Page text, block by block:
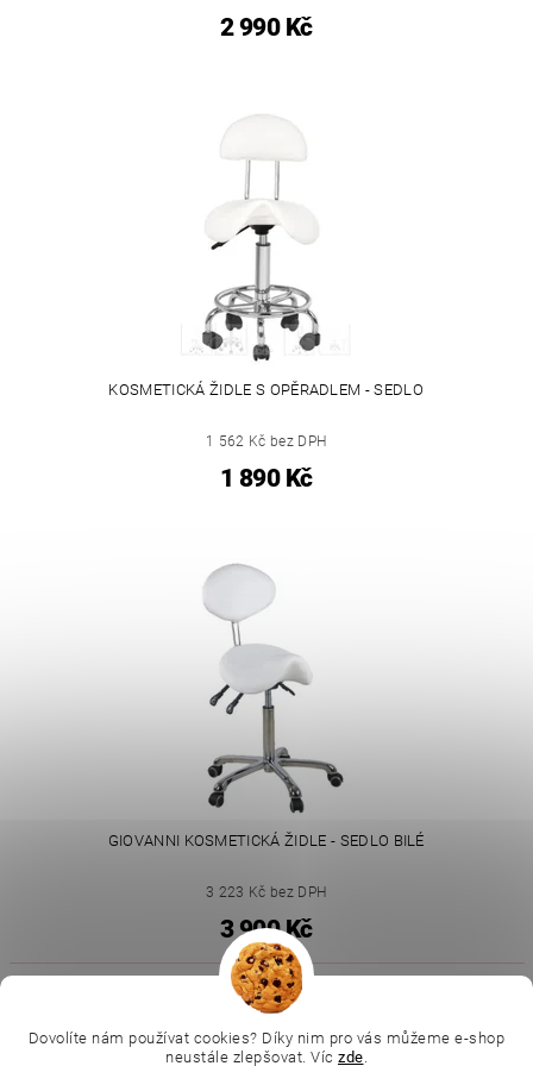
2 990 Kč
KOSMETICKÁ ŽIDLE S OPĚRADLEM - SEDLO
1 562 Kč bez DPH
1 890 Kč
GIOVANNI KOSMETICKÁ ŽIDLE - SEDLO BILÉ
3 223 Kč bez DPH
3 900 Kč
L.C.P. Paris |
Online kosmetické kurzy | Kozmetickyobchod.sk
Dovolíte nám používat cookies? Díky nim pro vás můžeme e-shop
neustále zlepšovat. Víc zde.